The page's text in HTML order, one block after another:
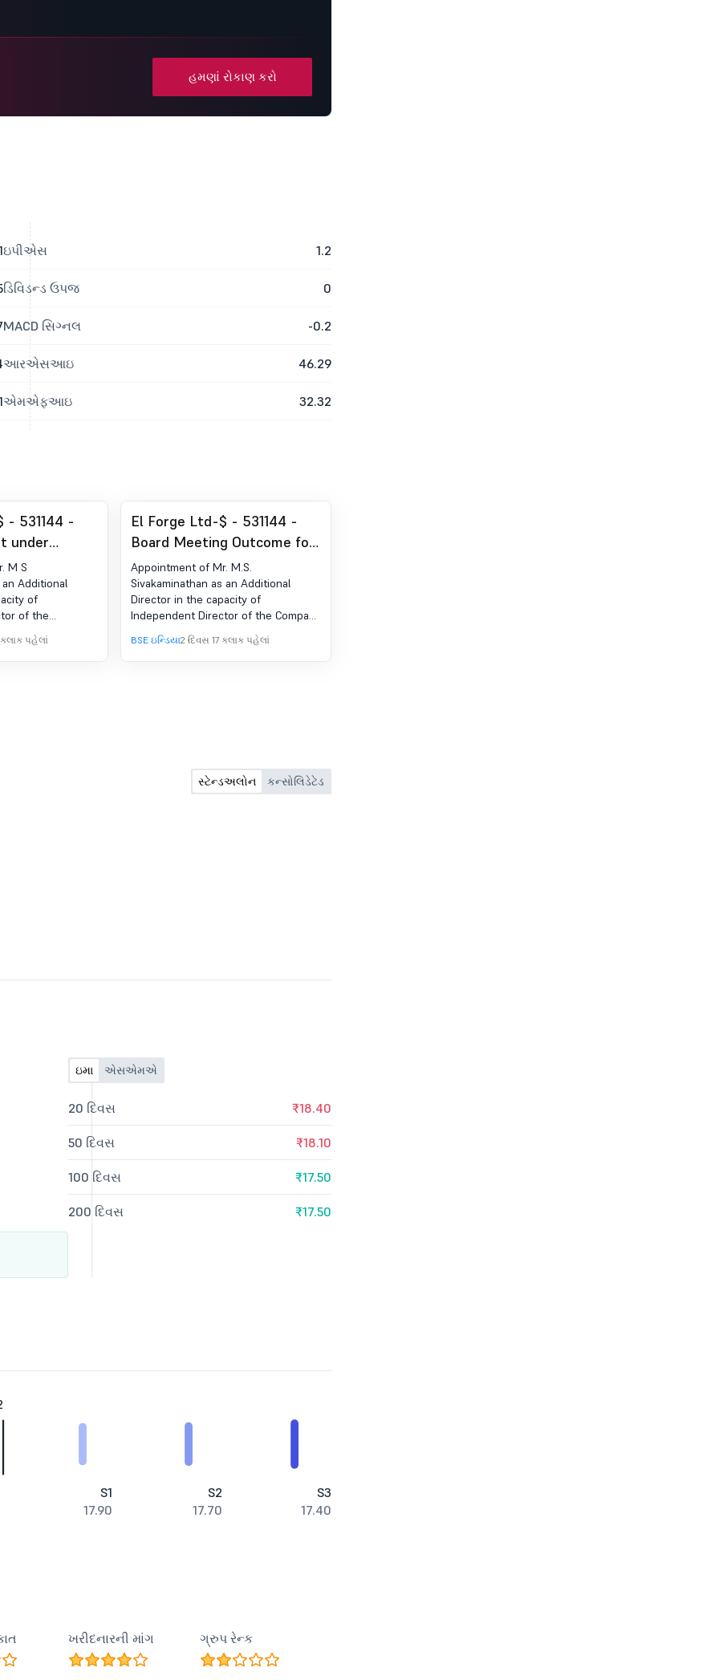
હમણાં રોકાણ કરો
ઇપીએસ 1.2
ડિવિડન્ડ ઉપજ 0
MACD સિગ્નલ -0.2
આરએસઆઇ 46.29
એમએફઆઇ 32.32
- 531144 -
under
M S
an Additional
of
of the
from 05th
to approval of
the Company
કલાક પહેલાં
El Forge Ltd-$ - 531144 -
Board Meeting Outcome for
Appointment Of Additional
Independent Director
Appointment of Mr. M.S.
Sivakaminathan as an Additional
Director in the capacity of
Independent Director of the Company
with effect from 5th August, 2026
subject to approval of the
Shareholders of the Company
BSE ઇન્ડિયા2 દિવસ 17 કલાક પહેલાં
સ્ટેન્ડઅલોન કન્સોલિડેટેડ
ઇમા એસએમએ
20 દિવસ ₹18.40
50 દિવસ ₹18.10
100 દિવસ ₹17.50
200 દિવસ ₹17.50
S1
17.90
S2
17.70
S3
17.40
ખરીદનારની માંગ ગ્રુપ રેન્ક